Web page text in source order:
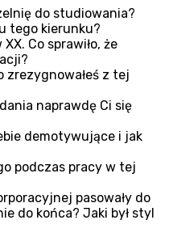
do studiowania?
tego kierunku?
Co sprawiło, że
zrezygnowałeś z tej
naprawdę Ci się
demotywujące i jak
podczas pracy w tej
pasowały do
do końca? Jaki był styl